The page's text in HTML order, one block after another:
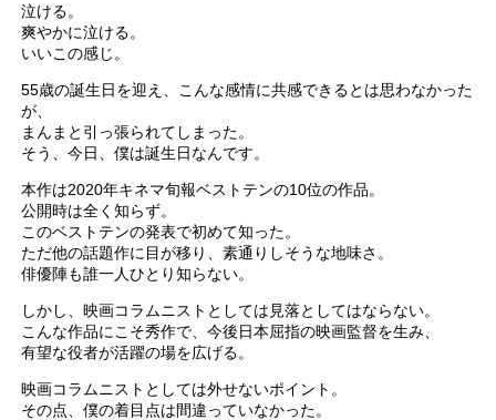
泣ける。
爽やかに泣ける。
いいこの感じ。
55歳の誕生日を迎え、こんな感情に共感できるとは思わなかった
が、
まんまと引っ張られてしまった。
そう、今日、僕は誕生日なんです。
本作は2020年キネマ旬報ベストテンの10位の作品。
公開時は全く知らず。
このベストテンの発表で初めて知った。
ただ他の話題作に目が移り、素通りしそうな地味さ。
俳優陣も誰一人ひとり知らない。
しかし、映画コラムニストとしては見落としてはならない。
こんな作品にこそ秀作で、今後日本屈指の映画監督を生み、
有望な役者が活躍の場を広げる。
映画コラムニストとしては外せないポイント。
その点、僕の着目点は間違っていなかった。